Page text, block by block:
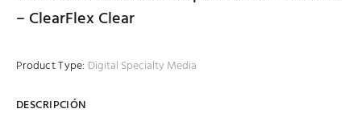
– ClearFlex Clear
Product Type: Digital Specialty Media
DESCRIPCIÓN